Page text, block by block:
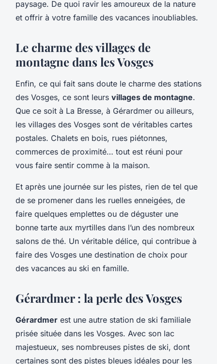
paysage. De quoi ravir les amoureux de la nature
et offrir à votre famille des vacances inoubliables.
Le charme des villages de
montagne dans les Vosges
Enfin, ce qui fait sans doute le charme des stations
des Vosges, ce sont leurs villages de montagne.
Que ce soit à La Bresse, à Gérardmer ou ailleurs,
les villages des Vosges sont de véritables cartes
postales. Chalets en bois, rues piétonnes,
commerces de proximité… tout est réuni pour
vous faire sentir comme à la maison.
Et après une journée sur les pistes, rien de tel que
de se promener dans les ruelles enneigées, de
faire quelques emplettes ou de déguster une
bonne tarte aux myrtilles dans l’un des nombreux
salons de thé. Un véritable délice, qui contribue à
faire des Vosges une destination de choix pour
des vacances au ski en famille.
Gérardmer : la perle des Vosges
Gérardmer est une autre station de ski familiale
prisée située dans les Vosges. Avec son lac
majestueux, ses nombreuses pistes de ski, dont
certaines sont des pistes bleues idéales pour les